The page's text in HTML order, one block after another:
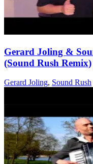
Gerard Joling &
(Sound Rush Remix)
Gerard Joling, Sound Rush